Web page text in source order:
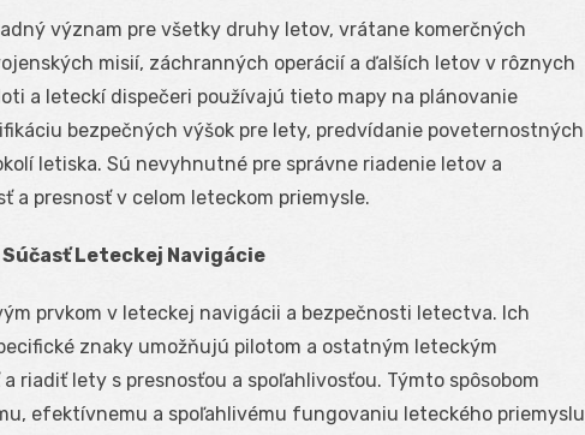
význam pre všetky druhy letov, vrátane komerčných
misií, záchranných operácií a ďalších letov v rôznych
a leteckí dispečeri používajú tieto mapy na plánovanie
bezpečných výšok pre lety, predvídanie poveternostných
letiska. Sú nevyhnutné pre správne riadenie letov a
a presnosť v celom leteckom priemysle.
Leteckej Navigácie
prvkom v leteckej navigácii a bezpečnosti letectva. Ich
znaky umožňujú pilotom a ostatným leteckým
riadiť lety s presnosťou a spoľahlivosťou. Týmto spôsobom
efektívnemu a spoľahlivému fungovaniu leteckého priemyslu